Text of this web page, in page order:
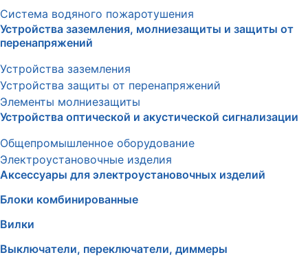
Система водяного пожаротушения
Устройства заземления, молниезащиты и защиты от
перенапряжений
Устройства заземления
Устройства защиты от перенапряжений
Элементы молниезащиты
Устройства оптической и акустической сигнализации
Общепромышленное оборудование
Электроустановочные изделия
Аксессуары для электроустановочных изделий
Блоки комбинированные
Вилки
Выключатели, переключатели, диммеры